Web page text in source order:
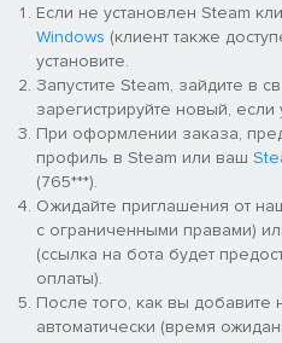
невероятного мира, где
гоблинов, исследовать
облака на спине гигантского
ностальгической карусели
ИНТЕРАКТИВНЫЙ
Lost in Play — это история для
графика напоминает
хотите вы с головой
развлечься; важно, что
ОСОБЕННОСТИ ИГРЫ
Если не установлен Steam
Windows (клиент также
установите.
Запустите Steam, зайдите в
зарегистрируйте новый,
При оформлении заказа,
профиль в Steam или ваш
(765***).
Ожидайте приглашения от
с ограниченными правами)
(ссылка на бота будет
оплаты).
После того, как вы добавите
автоматически (время